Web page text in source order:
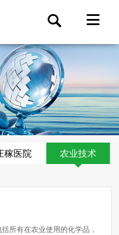
稼医院 农业技术
所有在农业使用的化学品，